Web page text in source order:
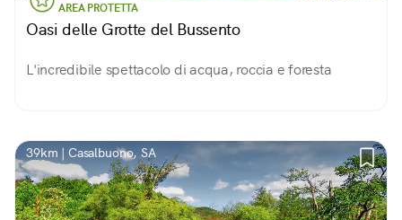
AREA PROTETTA
Oasi delle Grotte del Bussento
L'incredibile spettacolo di acqua, roccia e foresta
39km | Casalbuono, SA